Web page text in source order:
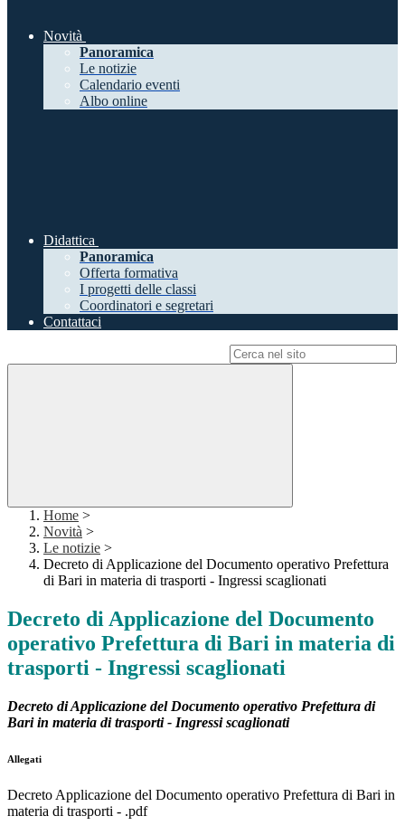
Novità
Panoramica
Le notizie
Calendario eventi
Albo online
Didattica
Panoramica
Offerta formativa
I progetti delle classi
Coordinatori e segretari
Contattaci
Home >
Novità >
Le notizie >
Decreto di Applicazione del Documento operativo Prefettura
di Bari in materia di trasporti - Ingressi scaglionati
Decreto di Applicazione del Documento
operativo Prefettura di Bari in materia di
trasporti - Ingressi scaglionati
Decreto di Applicazione del Documento operativo Prefettura di
Bari in materia di trasporti - Ingressi scaglionati
Allegati
Decreto Applicazione del Documento operativo Prefettura di Bari in
materia di trasporti - .pdf